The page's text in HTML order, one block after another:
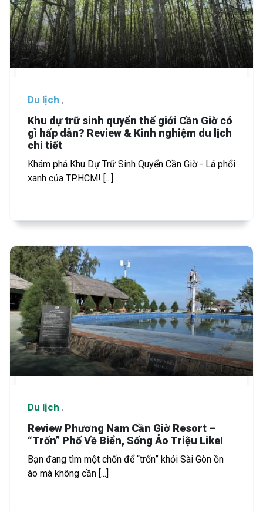
Du lịch
Khu dự trữ sinh quyển thế giới Cần Giờ có
gì hấp dẫn? Review & Kinh nghiệm du lịch
chi tiết
Khám phá Khu Dự Trữ Sinh Quyển Cần Giờ - Lá phổi
xanh của TP.HCM! [...]
Du lịch
Review Phương Nam Cần Giờ Resort –
“Trốn” Phố Về Biển, Sống Ảo Triệu Like!
Bạn đang tìm một chốn để “trốn” khỏi Sài Gòn ồn
ào mà không cần [...]